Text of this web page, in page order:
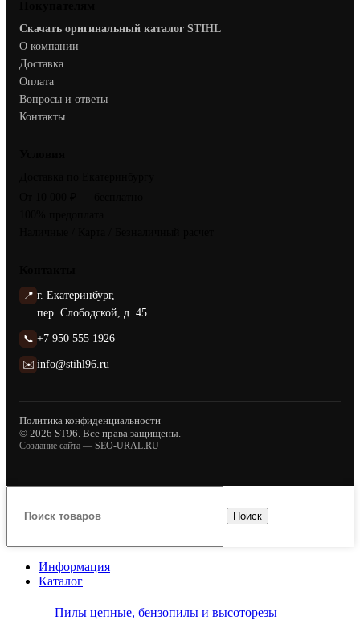
Скачать оригинальный каталог STIHL
О компании
Доставка
Оплата
Вопросы и ответы
Контакты
📍 г. Екатеринбург,
пер. Слободской, д. 45
📞 +7 950 555 1926
✉️ info@stihl96.ru
Политика конфиденциальности
© 2026 ST96. Все права защищены.
Создание сайта — SEO-URAL.RU
Поиск
Информация
Каталог
Пилы цепные, бензопилы и высоторезы